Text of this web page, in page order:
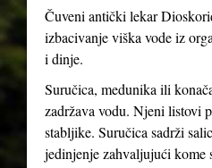
Čuveni antički lekar
izbacivanje viška vode iz
i dinje.
Suručica, medunika ili
zadržava vodu. Njeni listovi
stabljike. Suručica sadrži
jedinjenje zahvaljujući